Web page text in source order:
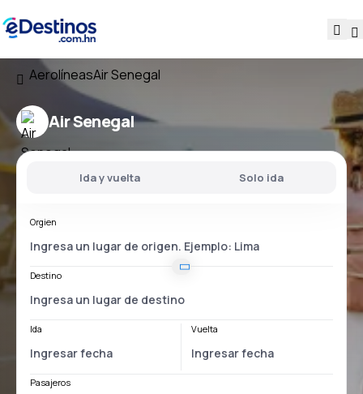
AerolíneasAir Senegal
Air Senegal
Ida y vuelta Solo ida
Orgien
Destino
Ida Vuelta
Pasajeros